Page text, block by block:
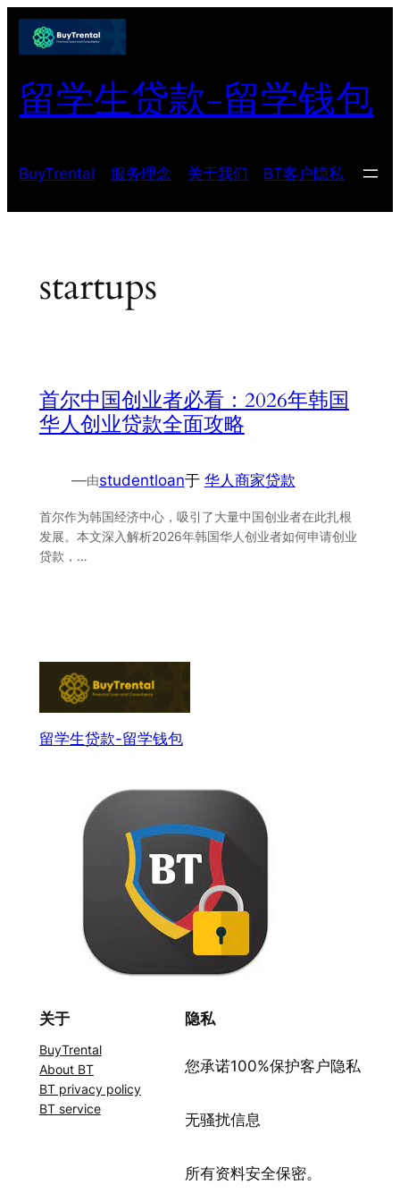
跳
留学生贷款-留学钱包
BuyTrental 服务理念 关于我们 BT客户隐私
startups
首尔中国创业者必看：2026年韩国
华人创业贷款全面攻略
—由studentloan于 华人商家贷款
首尔作为韩国经济中心，吸引了大量中国创业者在此扎根
发展。本文深入解析2026年韩国华人创业者如何申请创业
贷款，…
留学生贷款-留学钱包
关于
BuyTrental
About BT
BT privacy policy
BT service
隐私
您承诺100%保护客户隐私
无骚扰信息
所有资料安全保密。